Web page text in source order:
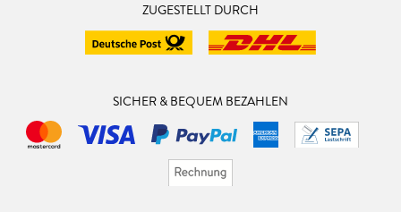
ZUGESTELLT DURCH
SICHER & BEQUEM BEZAHLEN